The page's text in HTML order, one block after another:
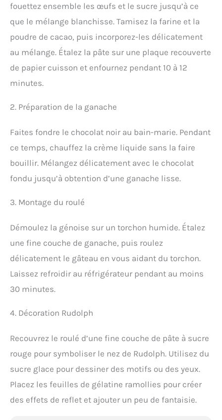
fouettez ensemble les œufs et le sucre jusqu’à ce
que le mélange blanchisse. Tamisez la farine et la
poudre de cacao, puis incorporez-les délicatement
au mélange. Étalez la pâte sur une plaque recouverte
de papier cuisson et enfournez pendant 10 à 12
minutes.
2. Préparation de la ganache
Faites fondre le chocolat noir au bain-marie. Pendant
ce temps, chauffez la crème liquide sans la faire
bouillir. Mélangez délicatement avec le chocolat
fondu jusqu’à obtention d’une ganache lisse.
3. Montage du roulé
Démoulez la génoise sur un torchon humide. Étalez
une fine couche de ganache, puis roulez
délicatement le gâteau en vous aidant du torchon.
Laissez refroidir au réfrigérateur pendant au moins
30 minutes.
4. Décoration Rudolph
Recouvrez le roulé d’une fine couche de pâte à sucre
rouge pour symboliser le nez de Rudolph. Utilisez du
sucre glace pour dessiner des motifs ou des yeux.
Placez les feuilles de gélatine ramollies pour créer
des effets de reflet et ajouter un peu de fantaisie.